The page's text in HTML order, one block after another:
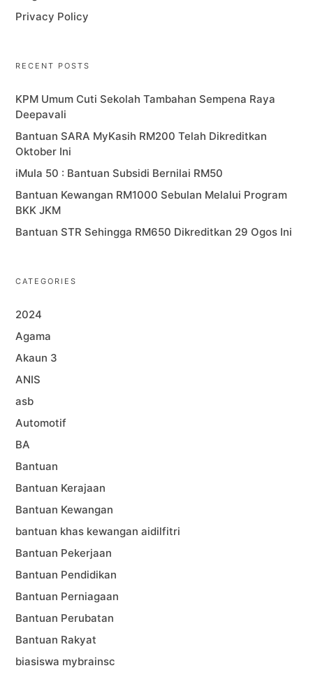
Privacy Policy
RECENT POSTS
KPM Umum Cuti Sekolah Tambahan Sempena Raya
Deepavali
Bantuan SARA MyKasih RM200 Telah Dikreditkan
Oktober Ini
iMula 50 : Bantuan Subsidi Bernilai RM50
Bantuan Kewangan RM1000 Sebulan Melalui Program
BKK JKM
Bantuan STR Sehingga RM650 Dikreditkan 29 Ogos Ini
CATEGORIES
2024
Agama
Akaun 3
ANIS
asb
Automotif
BA
Bantuan
Bantuan Kerajaan
Bantuan Kewangan
bantuan khas kewangan aidilfitri
Bantuan Pekerjaan
Bantuan Pendidikan
Bantuan Perniagaan
Bantuan Perubatan
Bantuan Rakyat
biasiswa mybrainsc